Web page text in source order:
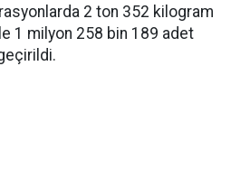
2 ton 352 kilogram
1 milyon 258 bin 189 adet